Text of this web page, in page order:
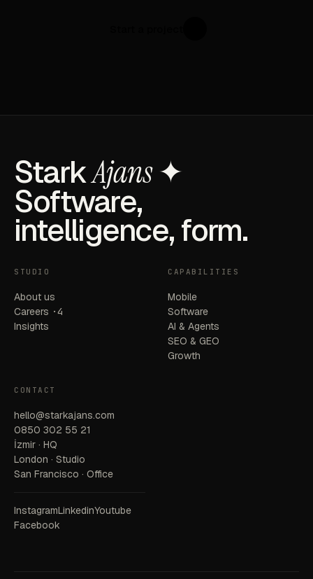
StarkAjans✦
Software,
intelligence, form.
STUDIO
About us
Careers ·4
Insights
CAPABILITIES
Mobile
Software
AI & Agents
SEO & GEO
Growth
CONTACT
hello@starkajans.com
0850 302 55 21
İzmir · HQ
London · Studio
San Francisco · Office
InstagramLinkedinYoutube
Facebook